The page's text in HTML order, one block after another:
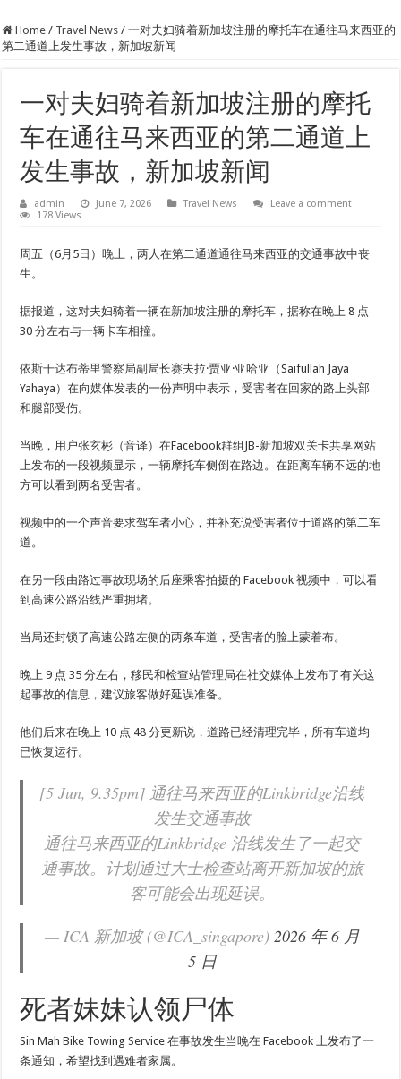
Home / Travel News / 一对夫妇骑着新加坡注册的摩托车在通往马来西亚的
第二通道上发生事故，新加坡新闻
一对夫妇骑着新加坡注册的摩托
车在通往马来西亚的第二通道上
发生事故，新加坡新闻
admin June 7, 2026 Travel News
Leave a comment
178 Views
周五（6月5日）晚上，两人在第二通道通往马来西亚的交通事故中丧
生。
据报道，这对夫妇骑着一辆在新加坡注册的摩托车，据称在晚上 8 点
30 分左右与一辆卡车相撞。
依斯干达布蒂里警察局副局长赛夫拉·贾亚·亚哈亚（Saifullah Jaya
Yahaya）在向媒体发表的一份声明中表示，受害者在回家的路上头部
和腿部受伤。
当晚，用户张玄彬（音译）在Facebook群组JB-新加坡双关卡共享网站
上发布的一段视频显示，一辆摩托车侧倒在路边。在距离车辆不远的地
方可以看到两名受害者。
视频中的一个声音要求驾车者小心，并补充说受害者位于道路的第二车
道。
在另一段由路过事故现场的后座乘客拍摄的 Facebook 视频中，可以看
到高速公路沿线严重拥堵。
当局还封锁了高速公路左侧的两条车道，受害者的脸上蒙着布。
晚上 9 点 35 分左右，移民和检查站管理局在社交媒体上发布了有关这
起事故的信息，建议旅客做好延误准备。
他们后来在晚上 10 点 48 分更新说，道路已经清理完毕，所有车道均
已恢复运行。
[5 Jun, 9.35pm] 通往马来西亚的Linkbridge沿线
发生交通事故
通往马来西亚的Linkbridge 沿线发生了一起交
通事故。计划通过大士检查站离开新加坡的旅
客可能会出现延误。
— ICA 新加坡 (@ICA_singapore) 2026 年 6 月
5 日
死者妹妹认领尸体
Sin Mah Bike Towing Service 在事故发生当晚在 Facebook 上发布了一
条通知，希望找到遇难者家属。